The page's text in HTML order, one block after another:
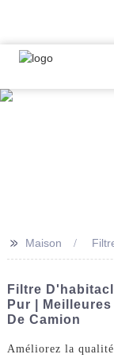
>> Maison
Filtre
Pur |
De Camion
Améliorez la